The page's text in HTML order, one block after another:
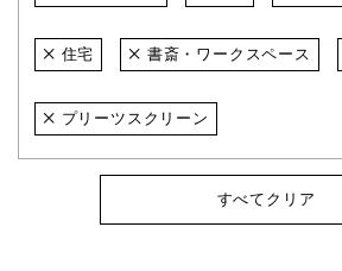
住宅 書斎・ワークスペース
プリーツスクリーン
すべてクリア